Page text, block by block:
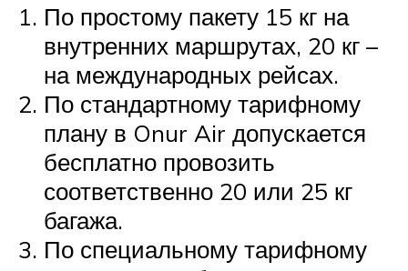
По простому пакету 15 кг на
внутренних маршрутах, 20 кг –
на международных рейсах.
По стандартному тарифному
плану в Onur Air допускается
бесплатно провозить
соответственно 20 или 25 кг
багажа.
По специальному тарифному